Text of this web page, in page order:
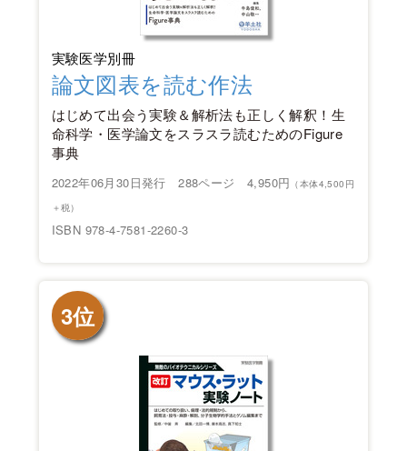
実験医学別冊
論文図表を読む作法
はじめて出会う実験＆解析法も正しく解釈！生
命科学・医学論文をスラスラ読むためのFigure
事典
2022年06月30日発行 288ページ 4,950円 （本体4,500円
＋税）
ISBN 978-4-7581-2260-3
3位